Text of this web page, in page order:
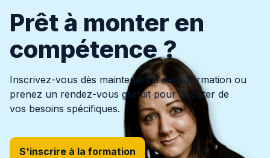
Prêt à monter en
compétence ?
Inscrivez-vous dès maintenant à cette formation ou
prenez un rendez-vous gratuit pour discuter de
vos besoins spécifiques.
S'inscrire à la formation